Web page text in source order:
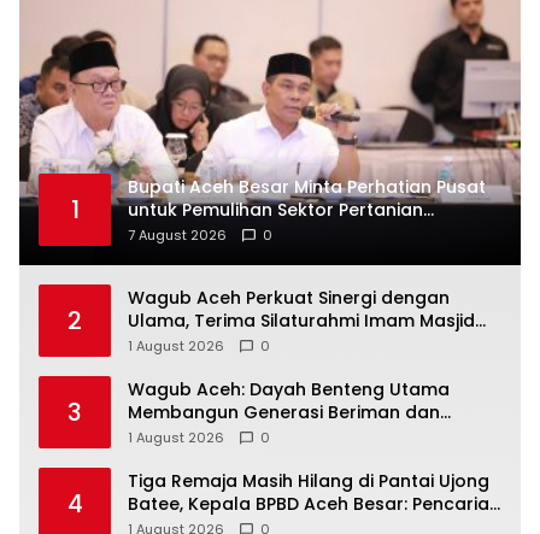
1
Bupati Aceh Besar Minta Perhatian Pusat
untuk Pemulihan Sektor Pertanian
Pascabencana
7 August 2026 0
2
Wagub Aceh Perkuat Sinergi dengan
Ulama, Terima Silaturahmi Imam Masjid
Raya Baiturrahman
1 August 2026 0
3
Wagub Aceh: Dayah Benteng Utama
Membangun Generasi Beriman dan
Berakhlak
1 August 2026 0
4
Tiga Remaja Masih Hilang di Pantai Ujong
Batee, Kepala BPBD Aceh Besar: Pencarian
Terus Dimaksimalkan
1 August 2026 0